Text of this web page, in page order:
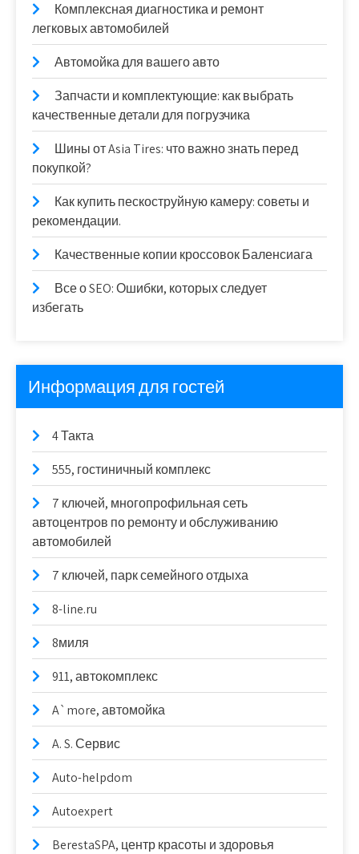
Комплексная диагностика и ремонт
легковых автомобилей
Автомойка для вашего авто
Запчасти и комплектующие: как выбрать
качественные детали для погрузчика
Шины от Asia Tires: что важно знать перед
покупкой?
Как купить пескоструйную камеру: советы и
рекомендации.
Качественные копии кроссовок Баленсиага
Все о SEO: Ошибки, которых следует
избегать
Информация для гостей
4 Такта
555, гостиничный комплекс
7 ключей, многопрофильная сеть
автоцентров по ремонту и обслуживанию
автомобилей
7 ключей, парк семейного отдыха
8-line.ru
8миля
911, автокомплекс
A`more, автомойка
A. S. Сервис
Auto-helpdom
Autoexpert
BerestaSPA, центр красоты и здоровья